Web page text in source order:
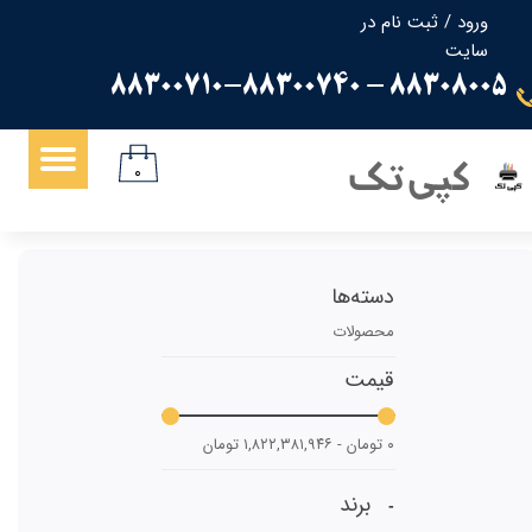
ورود / ثبت نام در
سایت
حساب کاربری من
تغییر گذر واژه
سفارشات
88308005 - 88300710-88300740
کپی تک ۰
دسته‌ها
محصولات
قیمت
۰ تومان - ۱,۸۲۲,۳۸۱,۹۴۶ تومان
برند